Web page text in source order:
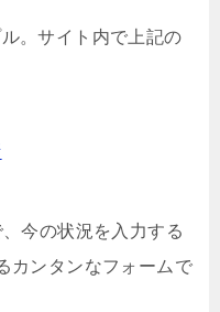
。サイト内で上記の
今の状況を入力する
カンタンなフォームで